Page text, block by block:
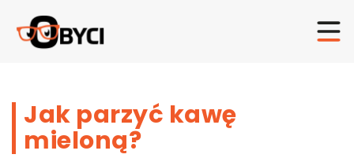
Jak parzyć kawę
mieloną?